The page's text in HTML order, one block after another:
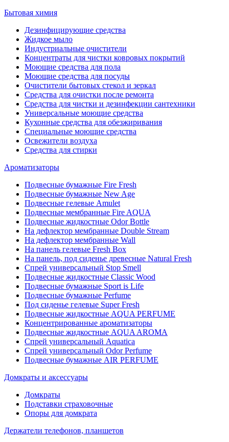
Бытовая химия
Дезинфицирующие средства
Жидкое мыло
Индустриальные очистители
Концентраты для чистки ковровых покрытий
Моющие средства для пола
Моющие средства для посуды
Очистители бытовых стекол и зеркал
Средства для очистки после ремонта
Средства для чистки и дезинфекции сантехники
Универсальные моющие средства
Кухонные средства для обезжиривания
Специальные моющие средства
Освежители воздуха
Средства для стирки
Ароматизаторы
Подвесные бумажные Fire Fresh
Подвесные бумажные New Age
Подвесные гелевые Amulet
Подвесные мембранные Fire AQUA
Подвесные жидкостные Odor Bottle
На дефлектор мембранные Double Stream
На дефлектор мембранные Wall
На панель гелевые Fresh Box
На панель, под сиденье древесные Natural Fresh
Спрей универсальный Stop Smell
Подвесные жидкостные Classic Wood
Подвесные бумажные Sport is Life
Подвесные бумажные Perfume
Под сиденье гелевые Super Fresh
Подвесные жидкостные AQUA PERFUME
Концентрированные ароматизаторы
Подвесные жидкостные AQUA AROMA
Спрей универсальный Aquatica
Спрей универсальный Odor Perfume
Подвесные бумажные AIR PERFUME
Домкраты и аксессуары
Домкраты
Подставки страховочные
Опоры для домкрата
Держатели телефонов, планшетов